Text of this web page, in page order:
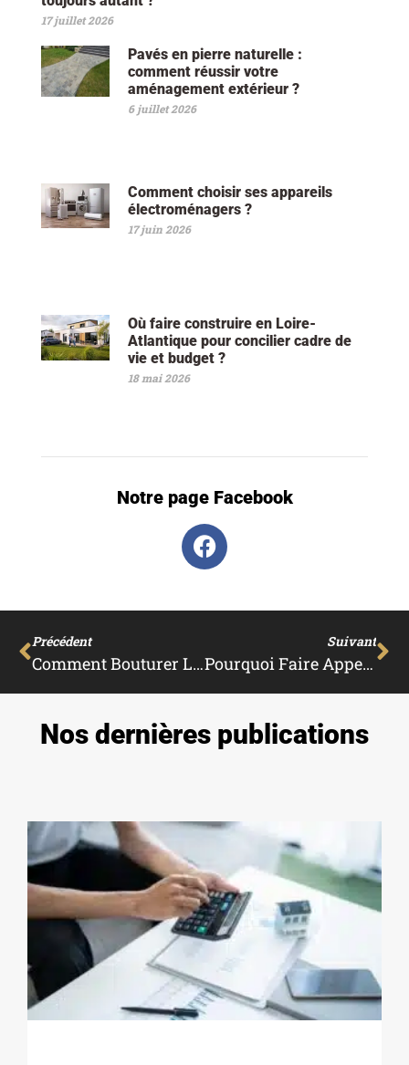
17 juillet 2026
Pavés en pierre naturelle :
comment réussir votre
aménagement extérieur ?
6 juillet 2026
Comment choisir ses appareils
électroménagers ?
17 juin 2026
Où faire construire en Loire-
Atlantique pour concilier cadre de
vie et budget ?
18 mai 2026
Notre page Facebook
Précédent
Comment Bouturer Le Bougainvillier ?
Suivant
Pourquoi Faire Appel À Un Déboucheur Professionnel Pour Le Débouchage À Haute Pression ?
Nos dernières publications